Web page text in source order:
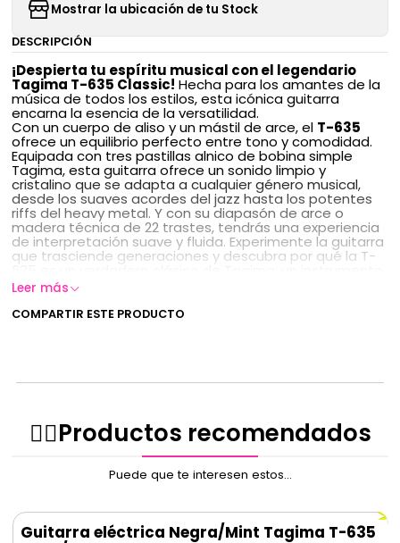
Mostrar la ubicación de tu Stock
DESCRIPCIÓN
¡Despierta tu espíritu musical con el legendario
Tagima T-635 Classic! Hecha para los amantes de la
música de todos los estilos, esta icónica guitarra
encarna la esencia de la versatilidad.
Con un cuerpo de aliso y un mástil de arce, el T-635
ofrece un equilibrio perfecto entre tono y comodidad.
Equipada con tres pastillas alnico de bobina simple
Tagima, esta guitarra ofrece un sonido limpio y
cristalino que se adapta a cualquier género musical,
desde los suaves acordes del jazz hasta los potentes
riffs del heavy metal. Y con su diapasón de arce o
madera técnica de 22 trastes, tendrás una experiencia
de interpretación suave y fluida. Experimente la guitarra
que trasciende generaciones y descubra por qué la T-
que continúa deleitando a los músicos e inspirando
actuaciones memorables.
Cuerpo: Aliso
Clavijeros: Vintage
y 2 de tono
Colores: Roja
Pickguard: Verde Menta
Leer más
COMPARTIR ESTE PRODUCTO
✌🏻️Productos recomendados
Puede que te interesen estos...
Guitarra eléctrica Negra/Mint Tagima T-635